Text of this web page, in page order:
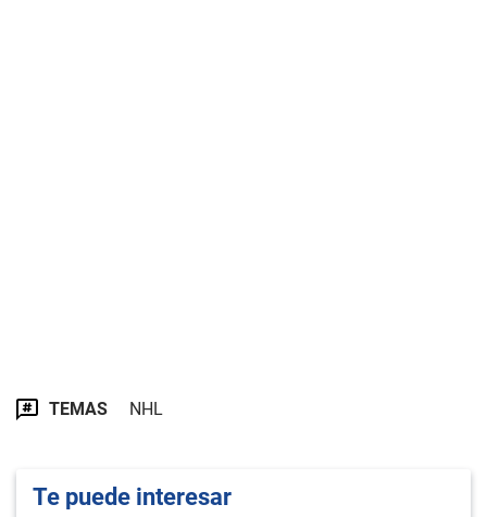
TEMAS NHL
Te puede interesar